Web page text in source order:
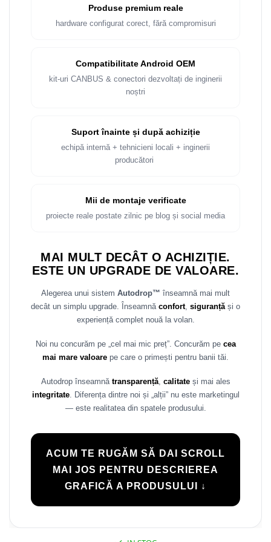
Rame adaptoare Dacia
Rame adaptoare BMW
Rame adaptoare Volvo
Rame Adaptoare Porsche
Rame adaptoare Citroen
Rame adaptoare Mazda
Rame adaptoare Kia
Rame adaptoare Nissan
Rame adaptoare Hyundai
Rame adaptoare Chevrolet
Rame adaptoare Mitsubishi
Produse premium reale
hardware configurat corect, fără compromisuri
Compatibilitate Android OEM
kit-uri CANBUS & conectori dezvoltați de inginerii
noștri
Suport înainte și după achiziție
echipă internă + tehnicieni locali + inginerii
producători
Mii de montaje verificate
proiecte reale postate zilnic pe blog și social media
MAI MULT DECÂT O ACHIZIȚIE.
ESTE UN UPGRADE DE VALOARE.
Alegerea unui sistem Autodrop™ înseamnă mai mult
decât un simplu upgrade. Înseamnă confort, siguranțăși o
experiență complet nouă la volan.
Noi nu concurăm pe „cel mai mic preț”. Concurăm pe cea
mai mare valoare pe care o primești pentru banii tăi.
Autodrop înseamnă transparență, calitateși mai ales
integritate. Diferența dintre noi și „alții” nu este marketingul
— este realitatea din spatele produsului.
ACUM TE RUGĂM SĂ DAI SCROLL
MAI JOS PENTRU DESCRIEREA
GRAFICĂ A PRODUSULUI ↓